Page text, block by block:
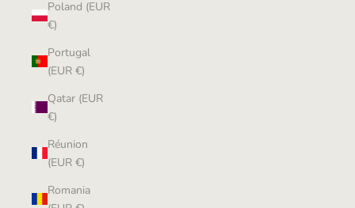
Poland (EUR
€)
Portugal
(EUR €)
Qatar (EUR
€)
Réunion
(EUR €)
Romania